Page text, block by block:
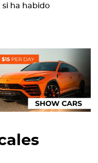
si ha habido